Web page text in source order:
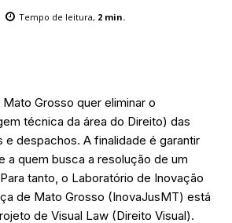
Tempo de leitura, 2 min.
Grosso quer eliminar o
técnica da área do Direito) das
despachos. A finalidade é garantir
a quem busca a resolução de um
tanto, o Laboratório de Inovação
de Mato Grosso (InovaJusMT) está
de Visual Law (Direito Visual).